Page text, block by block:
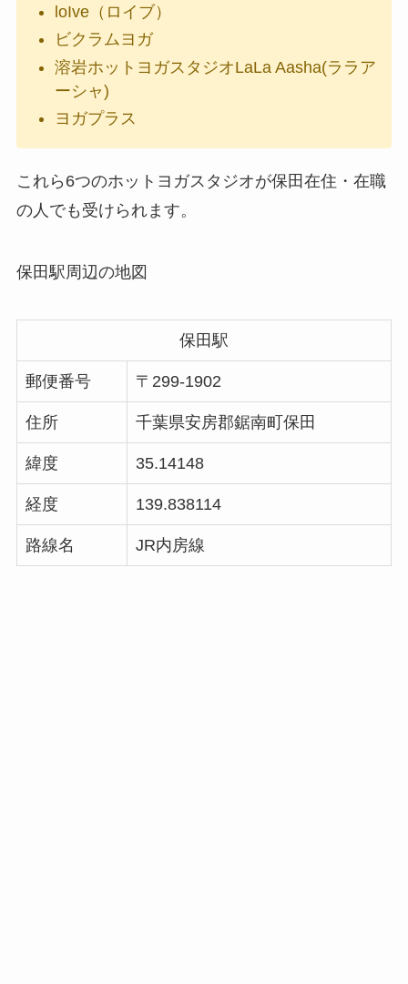
loIve（ロイブ）
ビクラムヨガ
溶岩ホットヨガスタジオLaLa Aasha(ララア
ーシャ)
ヨガプラス
これら6つのホットヨガスタジオが保田在住・在職
の人でも受けられます。
保田駅周辺の地図
保田駅
郵便番号 〒299-1902
住所 千葉県安房郡鋸南町保田
緯度 35.14148
経度 139.838114
路線名 JR内房線